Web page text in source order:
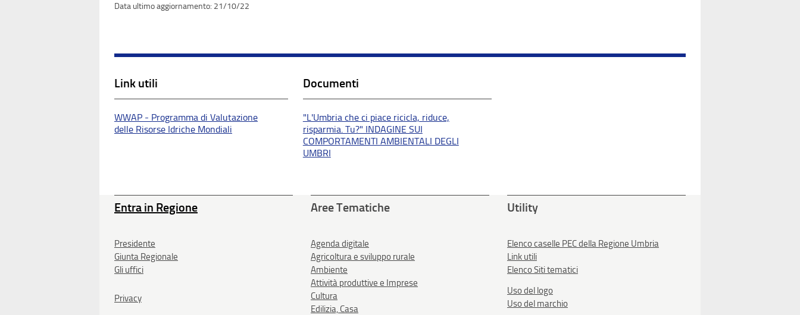
21/10/22
Link utili
WWAP - Programma di Valutazione
delle Risorse Idriche Mondiali
Documenti
"L'Umbria che ci piace ricicla, riduce,
risparmia. Tu?" INDAGINE SUI
COMPORTAMENTI AMBIENTALI DEGLI
UMBRI
Entra in Regione
Presidente
Giunta Regionale
Gli uffici
Privacy
Aree Tematiche
Agenda digitale
Agricoltura e sviluppo rurale
Ambiente
Attività produttive e Imprese
Cultura
Edilizia, Casa
Utility
Elenco caselle PEC della Regione Umbria
Link utili
Elenco Siti tematici
Uso del logo
Uso del marchio